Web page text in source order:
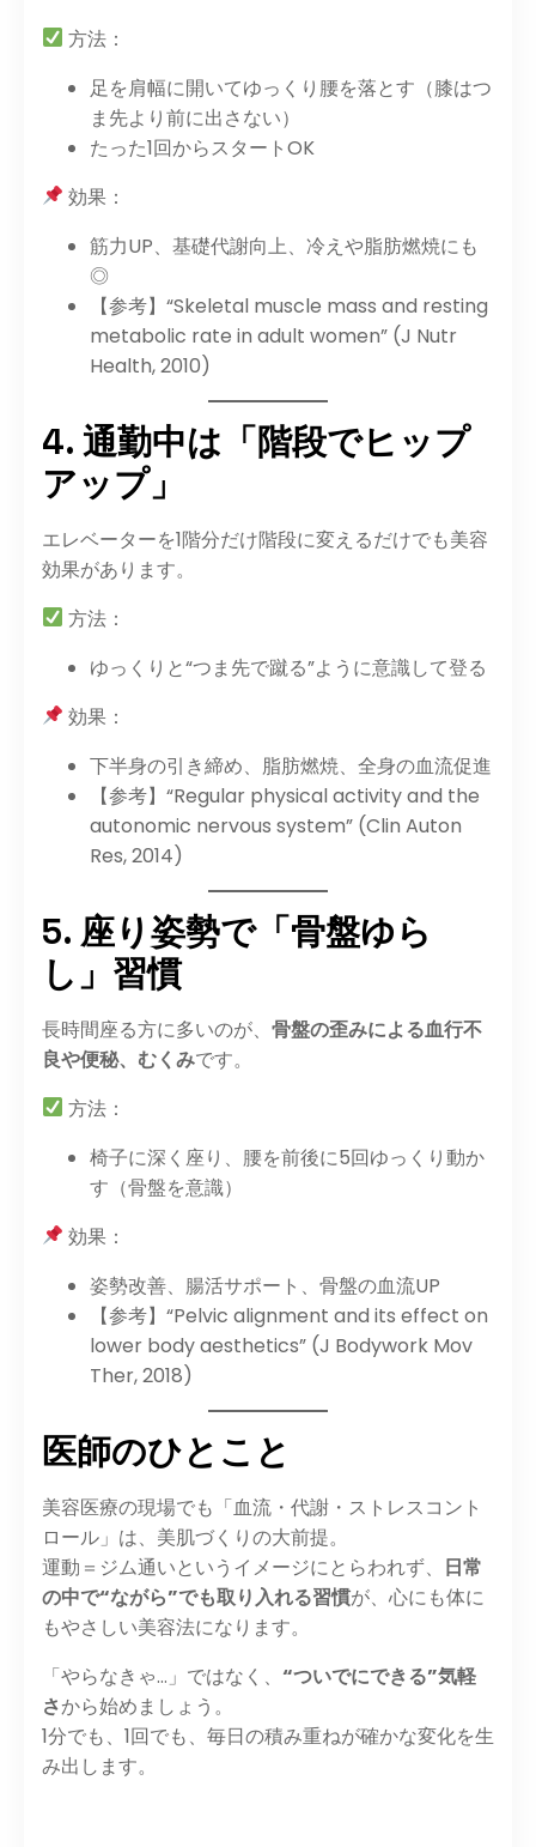
方法：
足を肩幅に開いてゆっくり腰を落とす（膝はつ
ま先より前に出さない）
たった1回からスタートOK
効果：
筋力UP、基礎代謝向上、冷えや脂肪燃焼にも
◎
【参考】“Skeletal muscle mass and resting
metabolic rate in adult women” (J Nutr
Health, 2010)
4. 通勤中は「階段でヒップ
アップ」
エレベーターを1階分だけ階段に変えるだけでも美容
効果があります。
方法：
ゆっくりと“つま先で蹴る”ように意識して登る
効果：
下半身の引き締め、脂肪燃焼、全身の血流促進
【参考】“Regular physical activity and the
autonomic nervous system” (Clin Auton
Res, 2014)
5. 座り姿勢で「骨盤ゆら
し」習慣
長時間座る方に多いのが、 骨盤の歪みによる血行不
良や便秘、むくみです。
方法：
椅子に深く座り、腰を前後に5回ゆっくり動か
す（骨盤を意識）
効果：
姿勢改善、腸活サポート、骨盤の血流UP
【参考】“Pelvic alignment and its effect on
lower body aesthetics” (J Bodywork Mov
Ther, 2018)
医師のひとこと
美容医療の現場でも「血流・代謝・ストレスコント
ロール」は、美肌づくりの大前提。
運動＝ジム通いというイメージにとらわれず、 日常
の中で“ながら”でも取り入れる習慣が、心にも体に
もやさしい美容法になります。
「やらなきゃ…」ではなく、 “ついでにできる”気軽
さから始めましょう。
1分でも、1回でも、毎日の積み重ねが確かな変化を生
み出します。